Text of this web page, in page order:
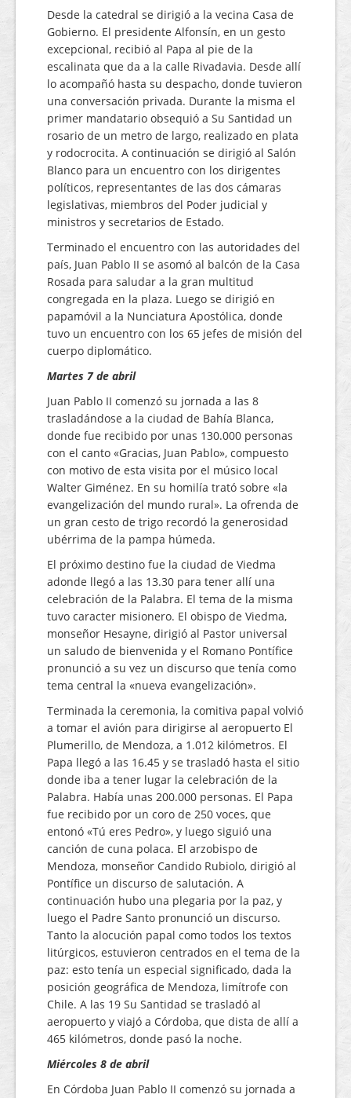
Desde la catedral se dirigió a la vecina Casa de
Gobierno. El presidente Alfonsín, en un gesto
excepcional, recibió al Papa al pie de la
escalinata que da a la calle Rivadavia. Desde allí
lo acompañó hasta su despacho, donde tuvieron
una conversación privada. Durante la misma el
primer mandatario obsequió a Su Santidad un
rosario de un metro de largo, realizado en plata
y rodocrocita. A continuación se dirigió al Salón
Blanco para un encuentro con los dirigentes
políticos, representantes de las dos cámaras
legislativas, miembros del Poder judicial y
ministros y secretarios de Estado.
Terminado el encuentro con las autoridades del
país, Juan Pablo II se asomó al balcón de la Casa
Rosada para saludar a la gran multitud
congregada en la plaza. Luego se dirigió en
papamóvil a la Nunciatura Apostólica, donde
tuvo un encuentro con los 65 jefes de misión del
cuerpo diplomático.
Martes 7 de abril
Juan Pablo II comenzó su jornada a las 8
trasladándose a la ciudad de Bahía Blanca,
donde fue recibido por unas 130.000 personas
con el canto «Gracias, Juan Pablo», compuesto
con motivo de esta visita por el músico local
Walter Giménez. En su homilía trató sobre «la
evangelización del mundo rural». La ofrenda de
un gran cesto de trigo recordó la generosidad
ubérrima de la pampa húmeda.
El próximo destino fue la ciudad de Viedma
adonde llegó a las 13.30 para tener allí una
celebración de la Palabra. El tema de la misma
tuvo caracter misionero. El obispo de Viedma,
monseñor Hesayne, dirigió al Pastor universal
un saludo de bienvenida y el Romano Pontífice
pronunció a su vez un discurso que tenía como
tema central la «nueva evangelización».
Terminada la ceremonia, la comitiva papal volvió
a tomar el avión para dirigirse al aeropuerto El
Plumerillo, de Mendoza, a 1.012 kilómetros. El
Papa llegó a las 16.45 y se trasladó hasta el sitio
donde iba a tener lugar la celebración de la
Palabra. Había unas 200.000 personas. El Papa
fue recibido por un coro de 250 voces, que
entonó «Tú eres Pedro», y luego siguió una
canción de cuna polaca. El arzobispo de
Mendoza, monseñor Candido Rubiolo, dirigió al
Pontífice un discurso de salutación. A
continuación hubo una plegaria por la paz, y
luego el Padre Santo pronunció un discurso.
Tanto la alocución papal como todos los textos
litúrgicos, estuvieron centrados en el tema de la
paz: esto tenía un especial significado, dada la
posición geográfica de Mendoza, limítrofe con
Chile. A las 19 Su Santidad se trasladó al
aeropuerto y viajó a Córdoba, que dista de allí a
465 kilómetros, donde pasó la noche.
Miércoles 8 de abril
En Córdoba Juan Pablo II comenzó su jornada a